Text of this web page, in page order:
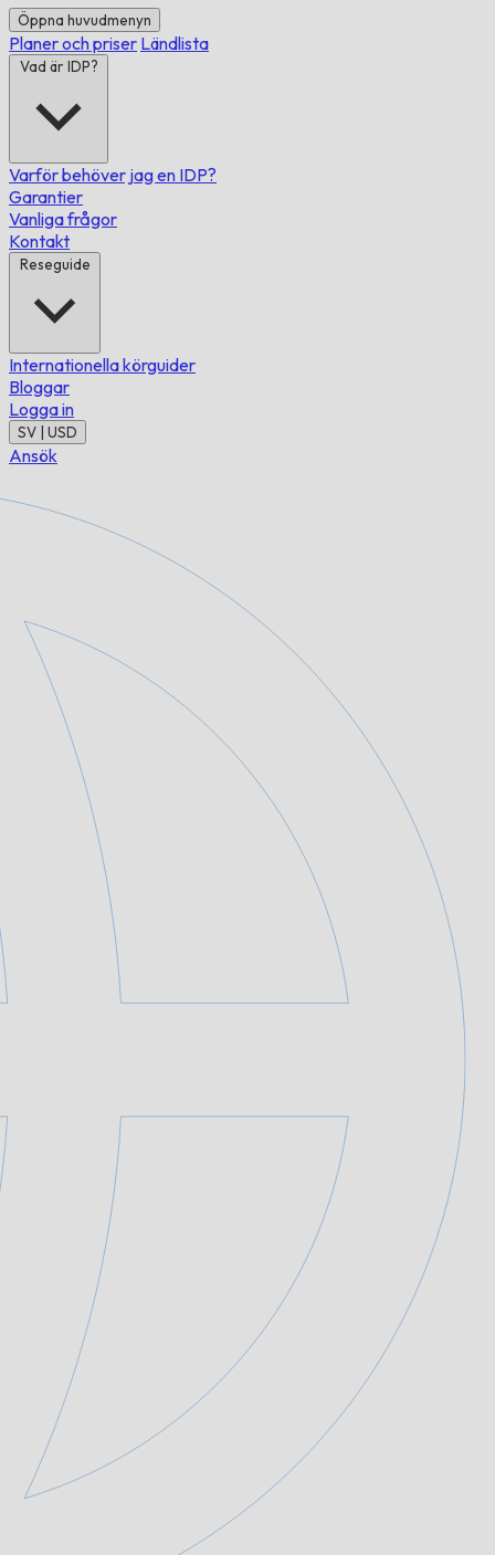
Öppna huvudmenyn
Planer och priser Ländlista
Vad är IDP?
Varför behöver jag en IDP?
Garantier
Vanliga frågor
Kontakt
Reseguide
Internationella körguider
Bloggar
Logga in
SV | USD
Ansök